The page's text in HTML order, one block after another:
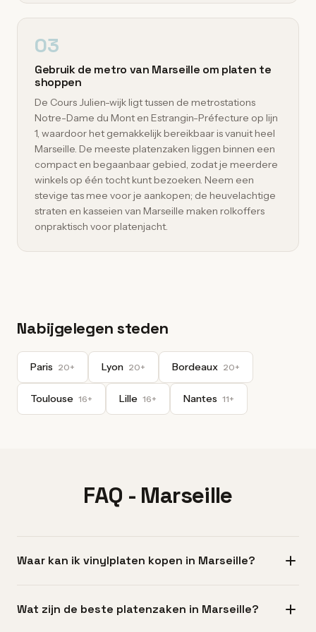
03
Gebruik de metro van Marseille om platen te
shoppen
De Cours Julien-wijk ligt tussen de metrostations
Notre-Dame du Mont en Estrangin-Préfecture op lijn
1, waardoor het gemakkelijk bereikbaar is vanuit heel
Marseille. De meeste platenzaken liggen binnen een
compact en begaanbaar gebied, zodat je meerdere
winkels op één tocht kunt bezoeken. Neem een
stevige tas mee voor je aankopen; de heuvelachtige
straten en kasseien van Marseille maken rolkoffers
onpraktisch voor platenjacht.
Nabijgelegen steden
Paris 20+ Lyon 20+ Bordeaux 20+
Toulouse 16+ Lille 16+ Nantes 11+
FAQ - Marseille
Waar kan ik vinylplaten kopen in Marseille?
grootste concentratie platenzaken, met een breed aanbod
Wat zijn de beste platenzaken in Marseille?